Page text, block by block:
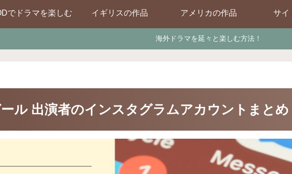
でドラマを楽しむ イギリスの作品 アメリカの作品 サイ
海外ドラマを延々と楽しむ方法！
ル 出演者のインスタグラムアカウントまとめ